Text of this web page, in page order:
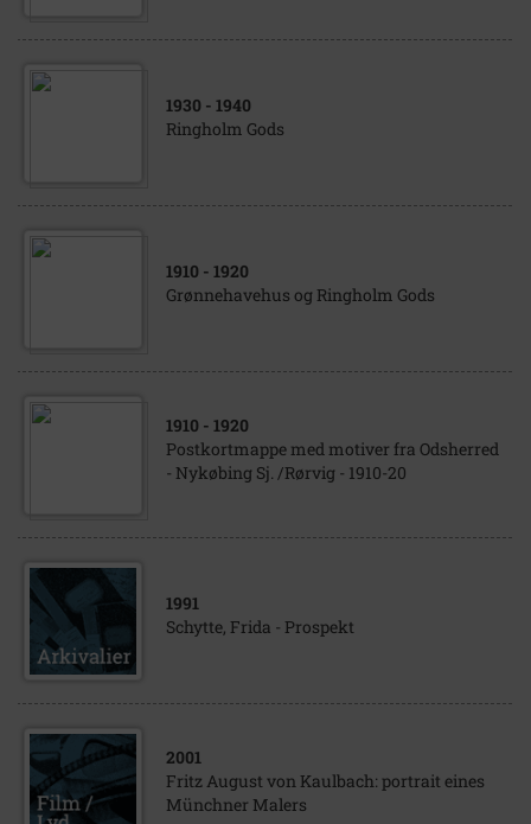
1930 - 1940
Ringholm Gods
1910 - 1920
Grønnehavehus og Ringholm Gods
1910 - 1920
Postkortmappe med motiver fra Odsherred
- Nykøbing Sj. /Rørvig - 1910-20
1991
Schytte, Frida - Prospekt
2001
Fritz August von Kaulbach: portrait eines
Münchner Malers